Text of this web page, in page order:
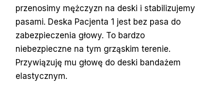
przenosimy mężczyzn na deski i stabilizujemy
pasami. Deska Pacjenta 1 jest bez pasa do
zabezpieczenia głowy. To bardzo
niebezpieczne na tym grząskim terenie.
Przywiązuję mu głowę do deski bandażem
elastycznym.